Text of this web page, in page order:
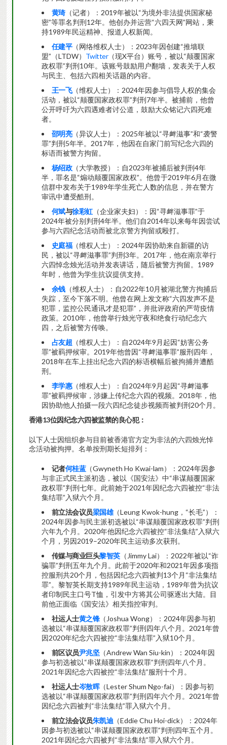
黄琦（记者）：2019年被以“为境外非法提供国家秘
密”等罪名判刑12年。他创办并运营“六四天网”网站，秉
持1989年民运精神、报道人权新闻。
任建平（网络维权人士）：2023年因创建“推墙联
盟”（LTDW） Twitter（现X平台）账号，被以“颠覆国家
政权罪”判刑10年。该账号鼓励用户翻墙，发表关于人权
与民主、包括六四相关话题的内容。
王一飞（维权人士）：2024年因参与倡导人权的集会
活动，被以“颠覆国家政权罪”判刑7年半。被捕前，他曾
公开呼吁为六四遇难者讨公道，鼓励大众铭记六四死难
者。
邵明亮（异议人士）：2025年被以“寻衅滋事”和“袭警
罪”判刑5年半。2017年，他因在自家门前写纪念六四的
标语而被警方拘留。
杨绍政（大学教授）：自2023年被捕后被判刑4年
半，罪名是“煽动颠覆国家政权”。他曾于2019年6月在微
信群中发布关于1989年学生死亡人数的信息，并在警方
审讯中遭受酷刑。
何斌与徐彩虹（企业家夫妇）：因“寻衅滋事罪”于
2024年被分别判刑4年半。他们自2014年以来每年因尝试
参与六四纪念活动而被北京警方拘留或殴打。
史庭福（维权人士）：2024年因协助来自新疆的访
民，被以“寻衅滋事罪”判刑3年。2017年，他在南京举行
六四悼念烛光活动并发表讲话，随后被警方拘留。1989
年时，他曾为学生抗议提供支持。
余钱（维权人士）：自2022年10月被湖北警方拘捕后
失踪，至今下落不明。他曾在网上发文称“六四发声不是
犯罪，监控公民通讯才是犯罪”，并批评政府的严苛疫情
政策。2010年，他曾举行烛光守夜和绝食行动纪念六
四，之后被警方传唤。
占友超 （维权人士）：自2024年9月起因“妨害公务
罪”被羁押候审。2019年他曾因“寻衅滋事罪”服刑四年，
2018年在车上挂出纪念六四的标语横幅后被拘捕并遭酷
刑。
李学惠（维权人士）：自2024年9月起因“寻衅滋事
罪”被羁押候审，涉嫌上传纪念六四的视频。2018年，他
因协助他人拍摄一段六四纪念徒步视频而被判刑20个月。
香港13位因纪念六四被监禁的良心犯：
以下人士因组织参与目前被香港官方定为非法的六四烛光悼
念活动被拘押。名单按刑期长短排列：
记者何桂蓝（Gwyneth Ho Kwai-lam）：2024年因参
与非正式民主派初选，被以《国安法》中“串谋颠覆国家
政权罪”判刑七年。此前她于2021年因纪念六四被控“非法
集结罪”入狱六个月。
前立法会议员梁国雄（Leung Kwok-hung，“长毛”）：
2024年因参与民主派初选被以“串谋颠覆国家政权罪”判刑
六年九个月。2020年他因纪念六四被控“非法集结”入狱六
个月，另因2019–2020年民主运动多次获刑。
传媒与商业巨头黎智英（Jimmy Lai）：2022年被以“诈
骗罪”判刑五年九个月。此前于2020年和2021年因多项指
控服刑共20个月，包括因纪念六四被判13个月“非法集结
罪”。黎智英长期支持1989年民主运动，1989年曾为抗议
者印制民主口号T恤，引发中方将其公司驱逐出大陆。目
前他正面临《国安法》相关指控审判。
社运人士黄之锋（Joshua Wong）：2024年因参与初
选被以“串谋颠覆国家政权罪”判刑四年八个月。2021年曾
因2020年纪念六四被控“非法集结罪”入狱10个月。
前区议员尹兆坚（Andrew Wan Siu-kin）：2024年因
参与初选被以“串谋颠覆国家政权罪”判刑四年八个月。
2021年因纪念六四被控“非法集结”服刑十个月。
社运人士岑敖晖（Lester Shum Ngo-fai）：因参与初
选被以“串谋颠覆国家政权罪”判刑四年六个月。2021年曾
因纪念六四被判“非法集结”罪入狱六个月。
前立法会议员朱凯迪 （Eddie Chu Hoi-dick）：2024年
因参与初选被以“串谋颠覆国家政权罪”判刑四年五个月。
2021年因纪念六四被判“非法集结”罪入狱六个月。